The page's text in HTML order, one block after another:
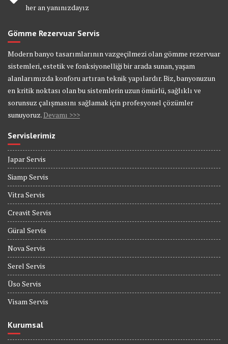
her an yanınızdayız
Gömme Rezervuar Servis
Modern banyo tasarımlarının vazgeçilmezi olan gömme rezervuar
sistemleri, estetik ve fonksiyonelliği bir arada sunan, yaşam
alanlarımızda konforu artıran teknik yapılardır. Biz, banyonuzun
en kritik noktası olan bu sistemlerin uzun ömürlü, sağlıklı ve
sorunsuz çalışmasını sağlamak için profesyonel çözümler
sunuyoruz. Devamı >>>
Servislerimiz
Japar Servis
Siamp Servis
Vitra Servis
Creavit Servis
Güral Servis
Nova Servis
Serel Servis
Üso Servis
Visam Servis
Kurumsal